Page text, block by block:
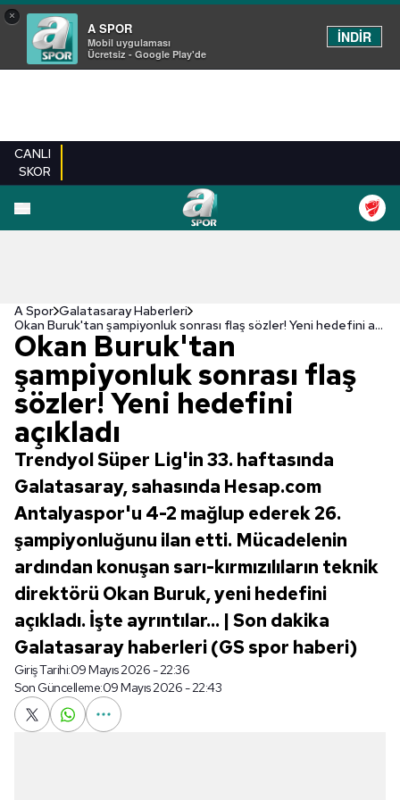
×
A SPOR
Mobil uygulaması
Ücretsiz - Google Play'de
İNDİR
CANLI
SKOR
A Spor Galatasaray Haberleri
Okan Buruk'tan şampiyonluk sonrası flaş sözler! Yeni hedefini açıkladı
Okan Buruk'tan
şampiyonluk sonrası flaş
sözler! Yeni hedefini
açıkladı
Trendyol Süper Lig'in 33. haftasında
Galatasaray, sahasında Hesap.com
Antalyaspor'u 4-2 mağlup ederek 26.
şampiyonluğunu ilan etti. Mücadelenin
ardından konuşan sarı-kırmızılıların teknik
direktörü Okan Buruk, yeni hedefini
açıkladı. İşte ayrıntılar... | Son dakika
Galatasaray haberleri (GS spor haberi)
Giriş Tarihi:09 Mayıs 2026 - 22:36
Son Güncelleme:09 Mayıs 2026 - 22:43